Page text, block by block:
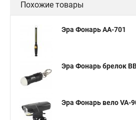
Похожие товары
Эра Фонарь AA-701
Эра Фонарь брелок
Эра Фонарь вело VA-